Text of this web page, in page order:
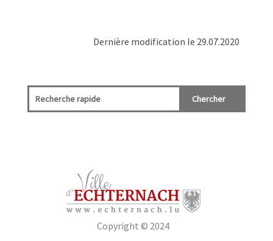
Dernière modification le 29.07.2020
Copyright © 2024